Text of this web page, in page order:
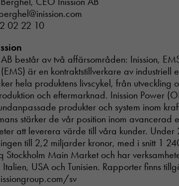
02 22 10
AB består av två affärsområden: Inission,
(EMS) är en kontraktstillverkare av industriell
hela produktens livscykel, från utveckling
och eftermarknad. Inission Power
produkter och system inom
stärker de vår position inom avancerad
att leverera värde till våra kunder.
till 2,2 miljarder kronor, med i snitt 1
Stockholm Main Market och har
Italien, USA och Tunisien. Rapporter finns
sv